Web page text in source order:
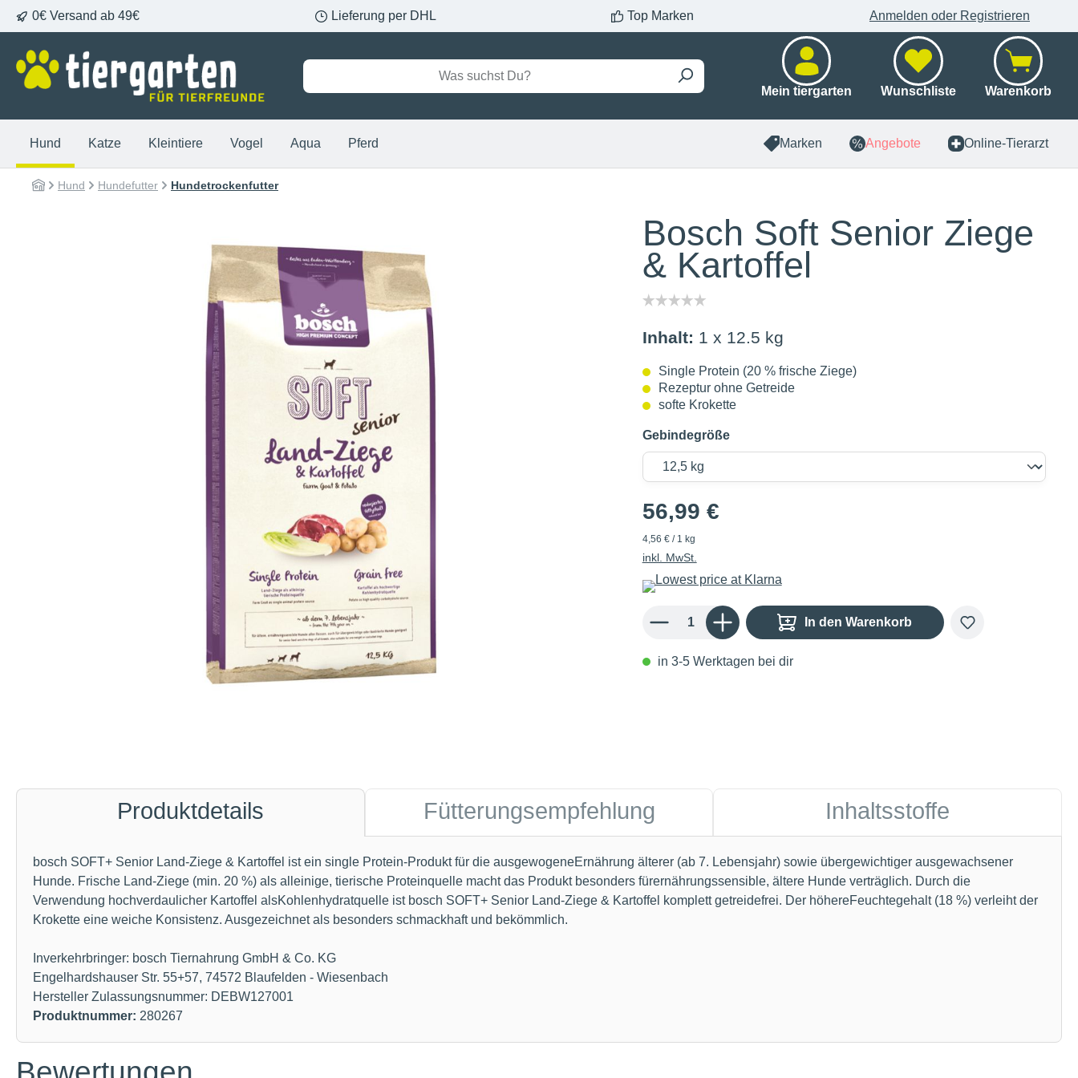
Zur Hauptnavigation springen
0€ Versand ab 49€ Lieferung per DHL Top Marken Anmelden oder Registrieren
Mein tiergarten Wunschliste Warenkorb
Hund Katze Kleintiere Vogel Aqua Pferd Marken Angebote Online-Tierarzt
Hund Hundefutter Hundetrockenfutter
Bosch Soft Senior Ziege
& Kartoffel
Inhalt: 1 x 12.5 kg
Single Protein (20 % frische Ziege)
Rezeptur ohne Getreide
softe Krokette
Gebindegröße
56,99 €
4,56 € / 1 kg
inkl. MwSt.
Produkt Anzahl: Gib den gewünschten Wert ein oder benutze die Schaltflächen um die Anzahl zu
In den Warenkorb
in 3-5 Werktagen bei dir
Produktdetails Fütterungsempfehlung Inhaltsstoffe
bosch SOFT+ Senior Land-Ziege & Kartoffel ist ein single Protein-Produkt für die ausgewogeneErnährung älterer (ab 7. Lebensjahr) sowie übergewichtiger ausgewachsener
Hunde. Frische Land-Ziege (min. 20 %) als alleinige, tierische Proteinquelle macht das Produkt besonders fürernährungssensible, ältere Hunde verträglich. Durch die
Verwendung hochverdaulicher Kartoffel alsKohlenhydratquelle ist bosch SOFT+ Senior Land-Ziege & Kartoffel komplett getreidefrei. Der höhereFeuchtegehalt (18 %) verleiht der
Krokette eine weiche Konsistenz. Ausgezeichnet als besonders schmackhaft und bekömmlich.
Inverkehrbringer: bosch Tiernahrung GmbH & Co. KG
Engelhardshauser Str. 55+57, 74572 Blaufelden - Wiesenbach
Hersteller Zulassungsnummer: DEBW127001
Produktnummer: 280267